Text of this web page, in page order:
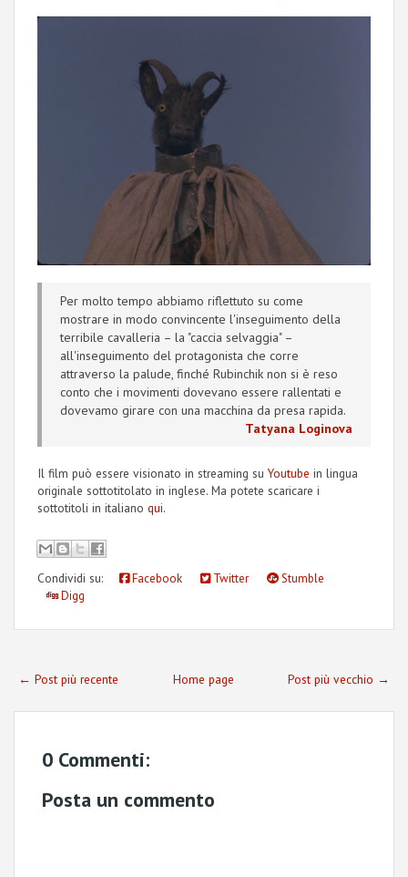
Per molto tempo abbiamo riflettuto su come
mostrare in modo convincente l'inseguimento della
terribile cavalleria – la "caccia selvaggia" –
all'inseguimento del protagonista che corre
attraverso la palude, finché Rubinchik non si è reso
conto che i movimenti dovevano essere rallentati e
dovevamo girare con una macchina da presa rapida.
Tatyana Loginova
Il film può essere visionato in streaming su Youtube in lingua
originale sottotitolato in inglese. Ma potete scaricare i
sottotitoli in italiano qui.
Condividi su: Facebook Twitter
Stumble
Digg
← Post più recente Post più vecchio →
Home page
0 Commenti:
Posta un commento